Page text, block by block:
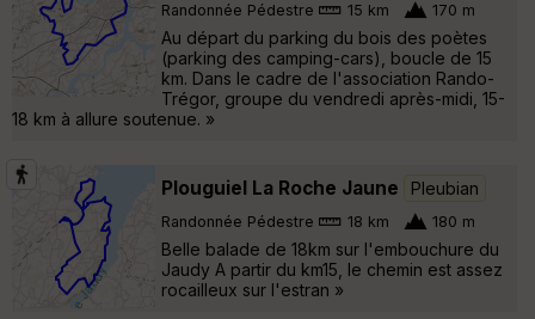
Randonnée Pédestre 15 km 170 m
Au départ du parking du bois des poètes
(parking des camping-cars), boucle de 15
km. Dans le cadre de l'association Rando-
Trégor, groupe du vendredi après-midi, 15-
18 km à allure soutenue. »
Plouguiel La Roche Jaune Pleubian
Randonnée Pédestre 18 km 180 m
Belle balade de 18km sur l'embouchure du
Jaudy A partir du km15, le chemin est assez
rocailleux sur l'estran »